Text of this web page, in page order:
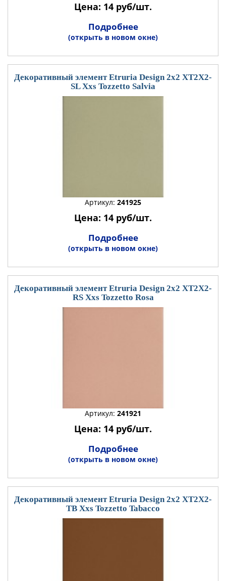
Цена: 14 руб/шт.
Подробнее
(открыть в новом окне)
Декоративный элемент Etruria Design 2x2 XT2X2-
SL Xxs Tozzetto Salvia
Артикул: 241925
Цена: 14 руб/шт.
Подробнее
(открыть в новом окне)
Декоративный элемент Etruria Design 2x2 XT2X2-
RS Xxs Tozzetto Rosa
Артикул: 241921
Цена: 14 руб/шт.
Подробнее
(открыть в новом окне)
Декоративный элемент Etruria Design 2x2 XT2X2-
TB Xxs Tozzetto Tabacco